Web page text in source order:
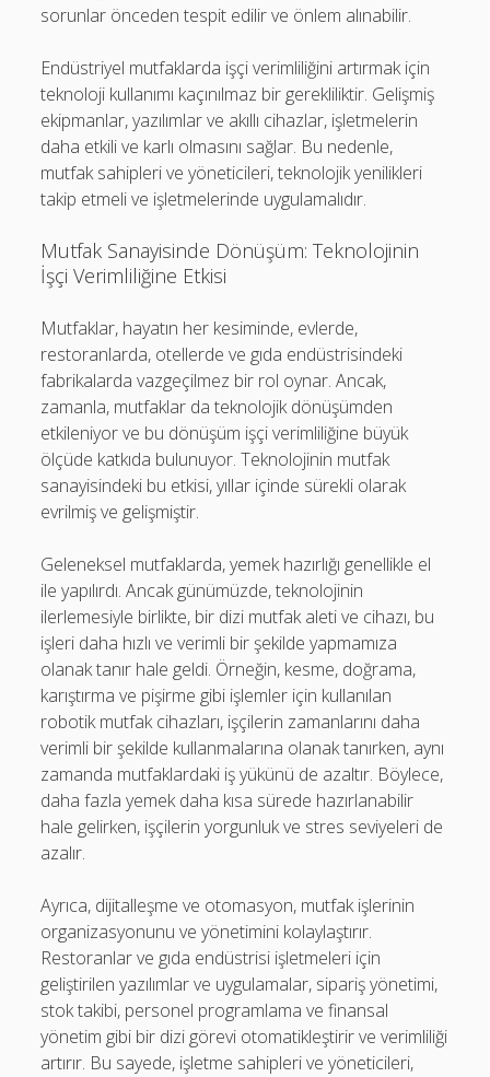
sorunlar önceden tespit edilir ve önlem alınabilir.
Endüstriyel mutfaklarda işçi verimliliğini artırmak için
teknoloji kullanımı kaçınılmaz bir gerekliliktir. Gelişmiş
ekipmanlar, yazılımlar ve akıllı cihazlar, işletmelerin
daha etkili ve karlı olmasını sağlar. Bu nedenle,
mutfak sahipleri ve yöneticileri, teknolojik yenilikleri
takip etmeli ve işletmelerinde uygulamalıdır.
Mutfak Sanayisinde Dönüşüm: Teknolojinin
İşçi Verimliliğine Etkisi
Mutfaklar, hayatın her kesiminde, evlerde,
restoranlarda, otellerde ve gıda endüstrisindeki
fabrikalarda vazgeçilmez bir rol oynar. Ancak,
zamanla, mutfaklar da teknolojik dönüşümden
etkileniyor ve bu dönüşüm işçi verimliliğine büyük
ölçüde katkıda bulunuyor. Teknolojinin mutfak
sanayisindeki bu etkisi, yıllar içinde sürekli olarak
evrilmiş ve gelişmiştir.
Geleneksel mutfaklarda, yemek hazırlığı genellikle el
ile yapılırdı. Ancak günümüzde, teknolojinin
ilerlemesiyle birlikte, bir dizi mutfak aleti ve cihazı, bu
işleri daha hızlı ve verimli bir şekilde yapmamıza
olanak tanır hale geldi. Örneğin, kesme, doğrama,
karıştırma ve pişirme gibi işlemler için kullanılan
robotik mutfak cihazları, işçilerin zamanlarını daha
verimli bir şekilde kullanmalarına olanak tanırken, aynı
zamanda mutfaklardaki iş yükünü de azaltır. Böylece,
daha fazla yemek daha kısa sürede hazırlanabilir
hale gelirken, işçilerin yorgunluk ve stres seviyeleri de
azalır.
Ayrıca, dijitalleşme ve otomasyon, mutfak işlerinin
organizasyonunu ve yönetimini kolaylaştırır.
Restoranlar ve gıda endüstrisi işletmeleri için
geliştirilen yazılımlar ve uygulamalar, sipariş yönetimi,
stok takibi, personel programlama ve finansal
yönetim gibi bir dizi görevi otomatikleştirir ve verimliliği
artırır. Bu sayede, işletme sahipleri ve yöneticileri,